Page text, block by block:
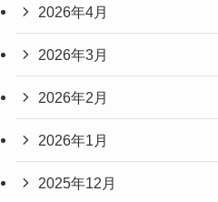
2026年4月
2026年3月
2026年2月
2026年1月
2025年12月